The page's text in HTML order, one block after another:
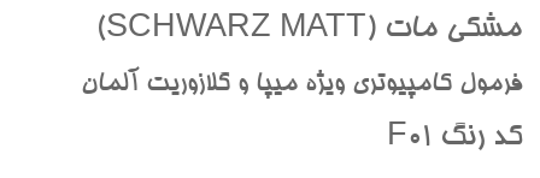
مشکي مات (SCHWARZ MATT)
فرمول کامپيوتري ويژه ميپا و گلازوريت آلمان
کد رنگ F01